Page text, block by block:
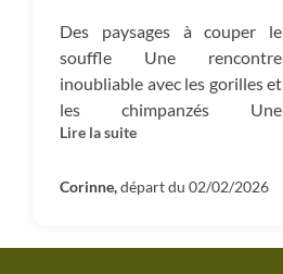
Des paysages à couper le
souffle Une rencontre
inoubliable avec les gorilles et
les chimpanzés Une
organisation parfaite = Un
Lire la suite
Corinne,départ du 02/02/2026